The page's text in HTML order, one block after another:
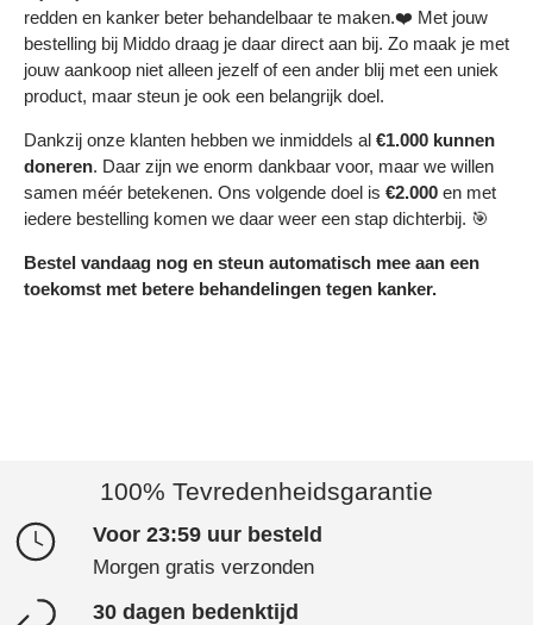
redden en kanker beter behandelbaar te maken.❤️ Met jouw
bestelling bij Middo draag je daar direct aan bij. Zo maak je met
jouw aankoop niet alleen jezelf of een ander blij met een uniek
product, maar steun je ook een belangrijk doel.
Dankzij onze klanten hebben we inmiddels al €1.000 kunnen
doneren. Daar zijn we enorm dankbaar voor, maar we willen
samen méér betekenen. Ons volgende doel is €2.000 en met
iedere bestelling komen we daar weer een stap dichterbij. 🎯
Bestel vandaag nog en steun automatisch mee aan een
toekomst met betere behandelingen tegen kanker.
100% Tevredenheidsgarantie
Voor 23:59 uur besteld
Morgen gratis verzonden
30 dagen bedenktijd